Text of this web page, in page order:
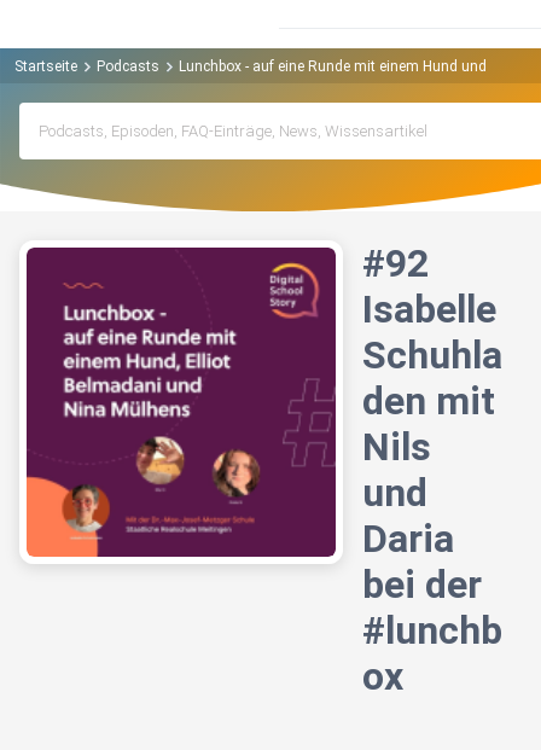
Startseite Podcasts Lunchbox - auf eine Runde mit einem Hund und Nina
#92
Isabelle
Schuhla
den mit
Nils
und
Daria
bei der
#lunchb
ox